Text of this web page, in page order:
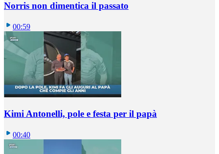
Norris non dimentica il passato
00:59
Kimi Antonelli, pole e festa per il papà
00:40